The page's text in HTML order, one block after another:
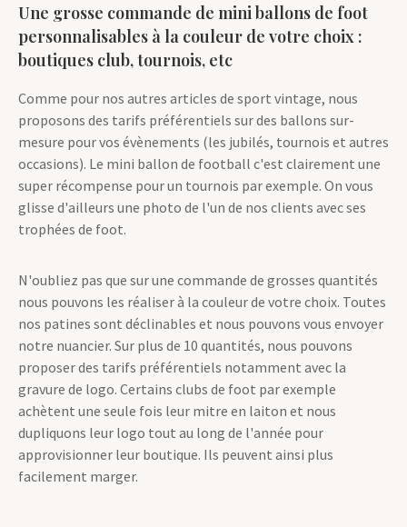
Une grosse commande de mini ballons de foot
personnalisables à la couleur de votre choix :
boutiques club, tournois, etc
Comme pour nos autres articles de sport vintage, nous
proposons des tarifs préférentiels sur des ballons sur-
mesure pour vos évènements (les jubilés, tournois et autres
occasions). Le mini ballon de football c'est clairement une
super récompense pour un tournois par exemple. On vous
glisse d'ailleurs une photo de l'un de nos clients avec ses
trophées de foot.
N'oubliez pas que sur une commande de grosses quantités
nous pouvons les réaliser à la couleur de votre choix. Toutes
nos patines sont déclinables et nous pouvons vous envoyer
notre nuancier. Sur plus de 10 quantités, nous pouvons
proposer des tarifs préférentiels notamment avec la
gravure de logo. Certains clubs de foot par exemple
achètent une seule fois leur mitre en laiton et nous
dupliquons leur logo tout au long de l'année pour
approvisionner leur boutique. Ils peuvent ainsi plus
facilement marger.